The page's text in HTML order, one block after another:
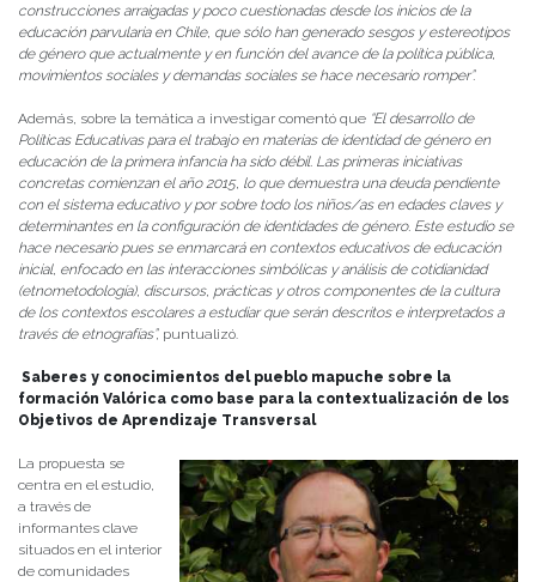
construcciones arraigadas y poco cuestionadas desde los inicios de la
educación parvularia en Chile, que sólo han generado sesgos y estereotipos
de género que actualmente y en función del avance de la política pública,
movimientos sociales y demandas sociales se hace necesario romper”.
Además, sobre la temática a investigar comentó que “El desarrollo de
Políticas Educativas para el trabajo en materias de identidad de género en
educación de la primera infancia ha sido débil. Las primeras iniciativas
concretas comienzan el año 2015, lo que demuestra una deuda pendiente
con el sistema educativo y por sobre todo los niños/as en edades claves y
determinantes en la configuración de identidades de género. Este estudio se
hace necesario pues se enmarcará en contextos educativos de educación
inicial, enfocado en las interacciones simbólicas y análisis de cotidianidad
(etnometodología), discursos, prácticas y otros componentes de la cultura
de los contextos escolares a estudiar que serán descritos e interpretados a
través de etnografías”, puntualizó.
Saberes y conocimientos del pueblo mapuche sobre la
formación Valórica como base para la contextualización de los
Objetivos de Aprendizaje Transversal
La propuesta se
centra en el estudio,
a través de
informantes clave
situados en el interior
de comunidades